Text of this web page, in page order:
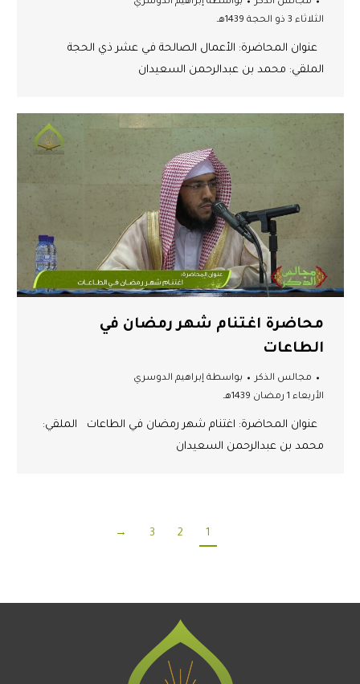
الثلاثاء 3 ذو الحجة 1439هـ
عنوان المحاضرة: الأعمال الصالحة في عشر ذي الحجة
الملقي: محمد بن عبدالرحمن السعيدان
محاضرة اغتنام شهر رمضان في
الطاعات
مجالس الذكر بواسطة إبراهيم الدوسري
الأربعاء 1 رمضان 1439هـ
عنوان المحاضرة: اغتنام شهر رمضان في الطاعات الملقي:
محمد بن عبدالرحمن السعيدان
1
2
3
→